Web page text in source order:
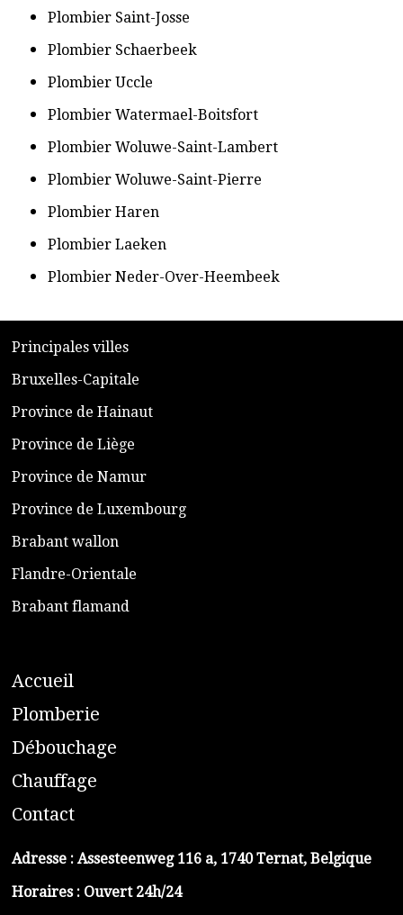
​Plombier Saint-Josse
​Plombier Schaerbeek
​Plombier Uccle
​Plombier Watermael-Boitsfort
​Plombier Woluwe-Saint-Lambert
​Plombier Woluwe-Saint-Pierre
​Plombier Haren
​Plombier Laeken
​Plombier Neder-Over-Heembeek
​Principales villes
​Bruxelles-Capitale
​Province de Hainaut
Province de Liège
​Province de Namur
​Province de Luxembourg
​Brabant wallon
​Flandre-Orientale
​Brabant flamand
Accueil
​Plomberie
Débouchage
Chauffage
Contact
Adresse : Assesteenweg 116 a, 1740 Ternat, Belgique
Horaires : Ouvert 24h/24